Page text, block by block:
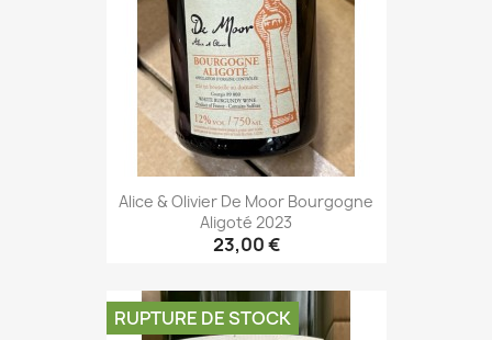
Alice & Olivier De Moor Bourgogne
Aligoté 2023
23,00 €
RUPTURE DE STOCK